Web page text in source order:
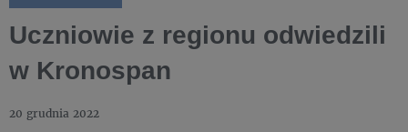
Uczniowie z regionu odwiedzili
w Kronospan
20 grudnia 2022